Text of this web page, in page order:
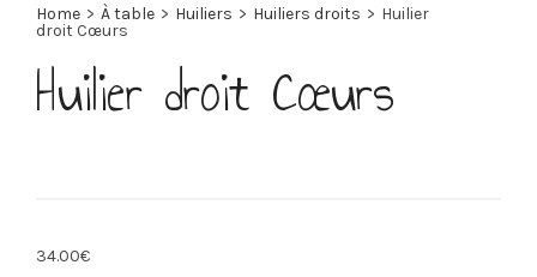
Home > À table > Huiliers > Huiliers droits > Huilier
droit Cœurs
Huilier droit Cœurs
34.00€